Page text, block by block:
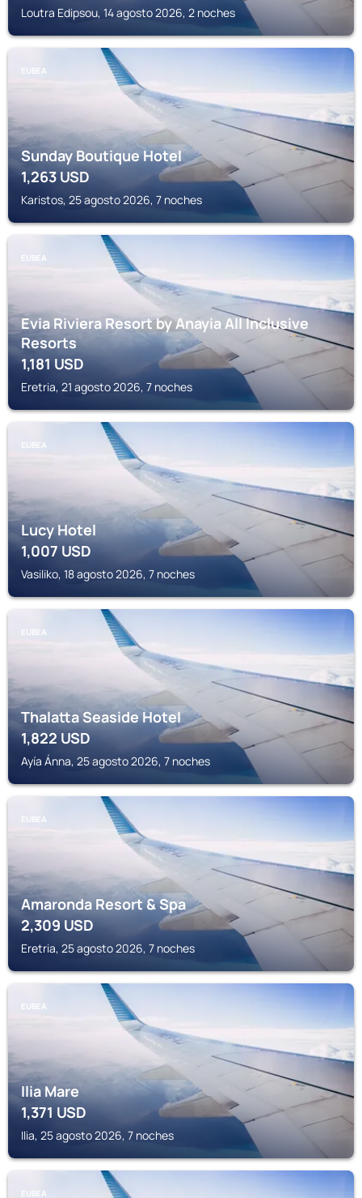
Loutra Edipsou, 14 agosto 2026, 2 noches
EUBEA
Sunday Boutique Hotel
1,263USD
Karistos, 25 agosto 2026, 7 noches
EUBEA
Evia Riviera Resort by Anayia All Inclusive
Resorts
1,181USD
Eretria, 21 agosto 2026, 7 noches
EUBEA
Lucy Hotel
1,007USD
Vasiliko, 18 agosto 2026, 7 noches
EUBEA
Thalatta Seaside Hotel
1,822USD
Ayía Ánna, 25 agosto 2026, 7 noches
EUBEA
Amaronda Resort & Spa
2,309 USD
Eretria, 25 agosto 2026, 7 noches
EUBEA
Ilia Mare
1,371USD
Ilia, 25 agosto 2026, 7 noches
EUBEA